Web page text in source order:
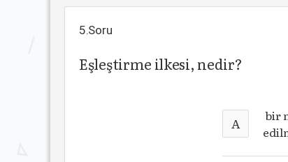
5.Soru
Eşleştirme ilkesi, nedir?
A
bir